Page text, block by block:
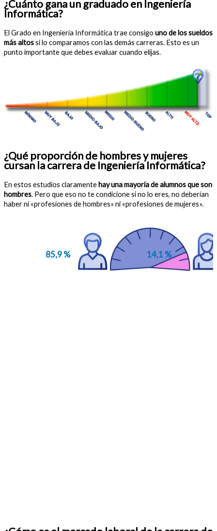
¿Cuánto gana un graduado en Ingeniería
Informática?
El Grado en Ingeniería Informática trae consigo uno de los sueldos
más altossi lo comparamos con las demás carreras. Esto es un
punto importante que debes evaluar cuando elijas.
¿Qué proporción de hombres y mujeres
cursan la carrera de Ingeniería Informática?
En estos estudios claramentehay una mayoría de alumnos que son
hombres. Pero que eso no te condicione si no lo eres, no deberían
haber ni «profesiones de hombres» ni «profesiones de mujeres».
85,9 % 14,1 %